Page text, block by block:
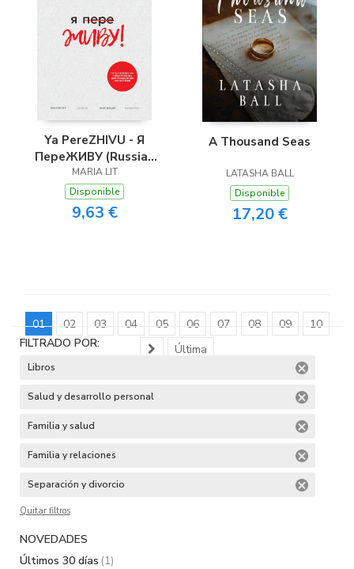
Ya PereZHIVU - Я
ПереЖИВУ (Russian
Edition)
MARIA LIT
Disponible
9,63 €
A Thousand Seas
LATASHA BALL
Disponible
17,20 €
01 02 03 04 05 06 07 08 09
10
Última
FILTRADO POR:
Libros
Salud y desarrollo personal
Familia y salud
Familia y relaciones
Separación y divorcio
Quitar filtros
NOVEDADES
Últimos 30 días (1)